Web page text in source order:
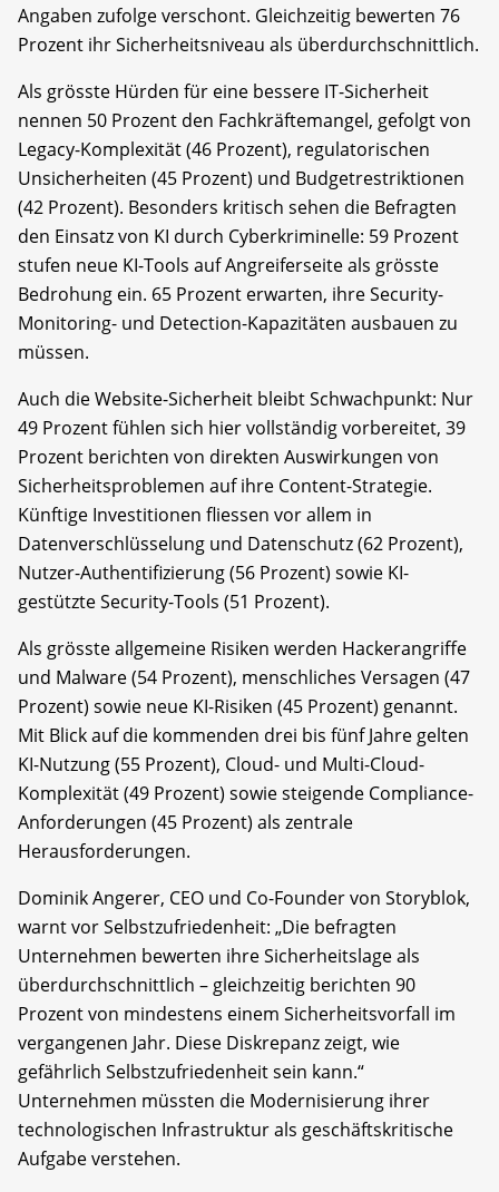
Angaben zufolge verschont. Gleichzeitig bewerten 76
Prozent ihr Sicherheitsniveau als überdurchschnittlich.
Als grösste Hürden für eine bessere IT-Sicherheit
nennen 50 Prozent den Fachkräftemangel, gefolgt von
Legacy-Komplexität (46 Prozent), regulatorischen
Unsicherheiten (45 Prozent) und Budgetrestriktionen
(42 Prozent). Besonders kritisch sehen die Befragten
den Einsatz von KI durch Cyberkriminelle: 59 Prozent
stufen neue KI-Tools auf Angreiferseite als grösste
Bedrohung ein. 65 Prozent erwarten, ihre Security-
Monitoring- und Detection-Kapazitäten ausbauen zu
müssen.
Auch die Website-Sicherheit bleibt Schwachpunkt: Nur
49 Prozent fühlen sich hier vollständig vorbereitet, 39
Prozent berichten von direkten Auswirkungen von
Sicherheitsproblemen auf ihre Content-Strategie.
Künftige Investitionen fliessen vor allem in
Datenverschlüsselung und Datenschutz (62 Prozent),
Nutzer-Authentifizierung (56 Prozent) sowie KI-
gestützte Security-Tools (51 Prozent).
Als grösste allgemeine Risiken werden Hackerangriffe
und Malware (54 Prozent), menschliches Versagen (47
Prozent) sowie neue KI-Risiken (45 Prozent) genannt.
Mit Blick auf die kommenden drei bis fünf Jahre gelten
KI-Nutzung (55 Prozent), Cloud- und Multi-Cloud-
Komplexität (49 Prozent) sowie steigende Compliance-
Anforderungen (45 Prozent) als zentrale
Herausforderungen.
Dominik Angerer, CEO und Co-Founder von Storyblok,
warnt vor Selbstzufriedenheit: „Die befragten
Unternehmen bewerten ihre Sicherheitslage als
überdurchschnittlich – gleichzeitig berichten 90
Prozent von mindestens einem Sicherheitsvorfall im
vergangenen Jahr. Diese Diskrepanz zeigt, wie
gefährlich Selbstzufriedenheit sein kann.“
Unternehmen müssten die Modernisierung ihrer
technologischen Infrastruktur als geschäftskritische
Aufgabe verstehen.